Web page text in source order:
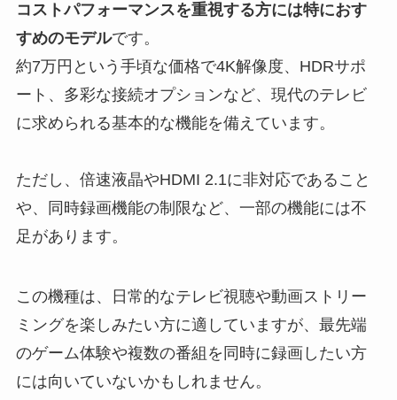
コストパフォーマンスを重視する方には特におす
すめのモデルです。
約7万円という手頃な価格で4K解像度、HDRサポ
ート、多彩な接続オプションなど、現代のテレビ
に求められる基本的な機能を備えています。
ただし、 倍速液晶やHDMI 2.1に非対応であること
や、同時録画機能の制限など、一部の機能には不
足があります。
この機種は、日常的なテレビ視聴や動画ストリー
ミングを楽しみたい方に適していますが、最先端
のゲーム体験や複数の番組を同時に録画したい方
には向いていないかもしれません。